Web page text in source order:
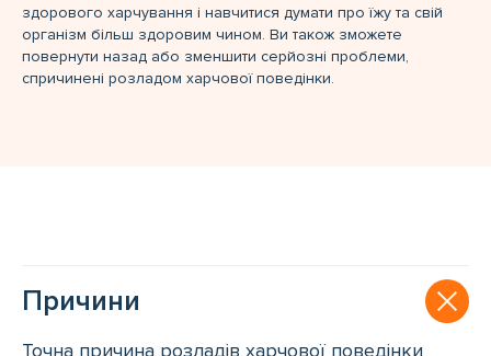
здорового харчування і навчитися думати про їжу та свій
організм більш здоровим чином. Ви також зможете
повернути назад або зменшити серйозні проблеми,
спричинені розладом харчової поведінки.
Причини
Точна причина розладів харчової поведінки